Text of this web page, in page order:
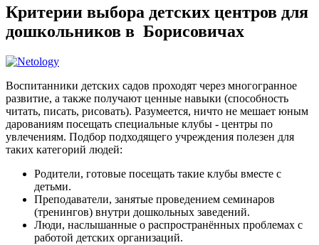
Критерии выбора детских центров для
дошкольников в Борисовичах
Воспитанники детских садов проходят через многогранное
развитие, а также получают ценные навыки (способность
читать, писать, рисовать). Разумеется, ничто не мешает юным
дарованиям посещать специальные клубы - центры по
увлечениям. Подбор подходящего учреждения полезен для
таких категорий людей:
Родители, готовые посещать такие клубы вместе с
детьми.
Преподаватели, занятые проведением семинаров
(тренингов) внутри дошкольных заведений.
Люди, наслышанные о распространённых проблемах с
работой детских организаций.